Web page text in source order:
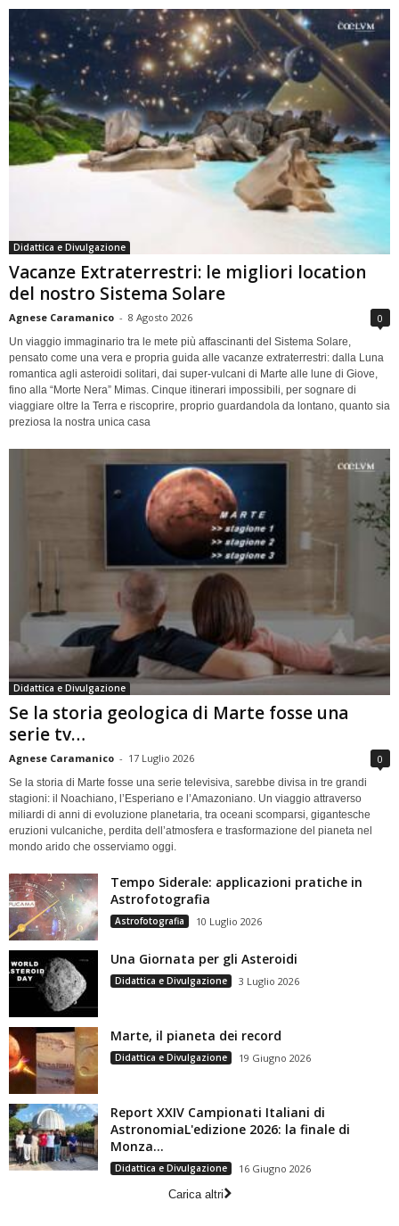
Didattica e Divulgazione
Vacanze Extraterrestri: le migliori location
del nostro Sistema Solare
Agnese Caramanico - 8 Agosto 2026 0
Un viaggio immaginario tra le mete più affascinanti del Sistema Solare,
pensato come una vera e propria guida alle vacanze extraterrestri: dalla Luna
romantica agli asteroidi solitari, dai super-vulcani di Marte alle lune di Giove,
fino alla “Morte Nera” Mimas. Cinque itinerari impossibili, per sognare di
viaggiare oltre la Terra e riscoprire, proprio guardandola da lontano, quanto sia
preziosa la nostra unica casa
Didattica e Divulgazione
Se la storia geologica di Marte fosse una
serie tv…
Agnese Caramanico - 17 Luglio 2026 0
Se la storia di Marte fosse una serie televisiva, sarebbe divisa in tre grandi
stagioni: il Noachiano, l’Esperiano e l’Amazoniano. Un viaggio attraverso
miliardi di anni di evoluzione planetaria, tra oceani scomparsi, gigantesche
eruzioni vulcaniche, perdita dell’atmosfera e trasformazione del pianeta nel
mondo arido che osserviamo oggi.
Tempo Siderale: applicazioni pratiche in
Astrofotografia
Astrofotografia 10 Luglio 2026
Una Giornata per gli Asteroidi
Didattica e Divulgazione 3 Luglio 2026
Marte, il pianeta dei record
Didattica e Divulgazione 19 Giugno 2026
Report XXIV Campionati Italiani di
AstronomiaL'edizione 2026: la finale di
Monza...
Didattica e Divulgazione
16 Giugno 2026
Carica altri